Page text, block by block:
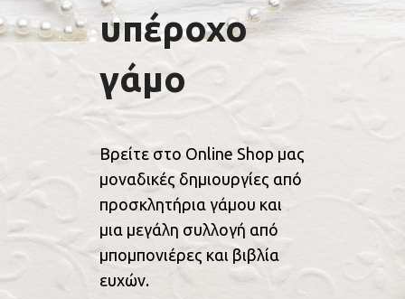
υπέροχο
γάμο
Βρείτε στο Online Shop μας
μοναδικές δημιουργίες από
προσκλητήρια γάμου και
μια μεγάλη συλλογή από
μπομπονιέρες και βιβλία
ευχών.